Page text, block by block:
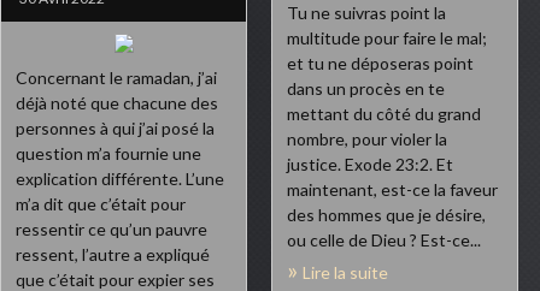
Concernant le ramadan, j’ai
déjà noté que chacune des
personnes à qui j’ai posé la
question m’a fournie une
explication différente. L’une
m’a dit que c’était pour
ressentir ce qu’un pauvre
ressent, l’autre a expliqué
que c’était pour expier ses
Tu ne suivras point la
multitude pour faire le mal;
et tu ne déposeras point
dans un procès en te
mettant du côté du grand
nombre, pour violer la
justice. Exode 23:2. Et
maintenant, est-ce la faveur
des hommes que je désire,
ou celle de Dieu ? Est-ce...
Lire la suite